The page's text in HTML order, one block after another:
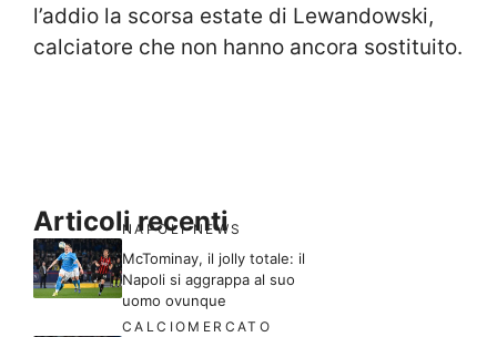
l’addio la scorsa estate di Lewandowski,
calciatore che non hanno ancora sostituito.
Articoli recenti
NAPOLI NEWS
McTominay, il jolly totale: il
Napoli si aggrappa al suo
uomo ovunque
CALCIOMERCATO